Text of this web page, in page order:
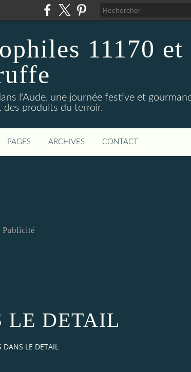
11170 et
l'Aude, une journée festive et
produits du terroir.
PAGES ARCHIVES CONTACT
Publicité
LE DETAIL
DANS LE DETAIL